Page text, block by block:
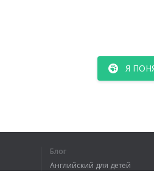
Я
Блог
Английский для детей